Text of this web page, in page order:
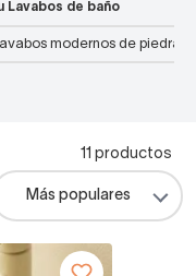
Lavabos de baño
modernos de piedra
11 productos